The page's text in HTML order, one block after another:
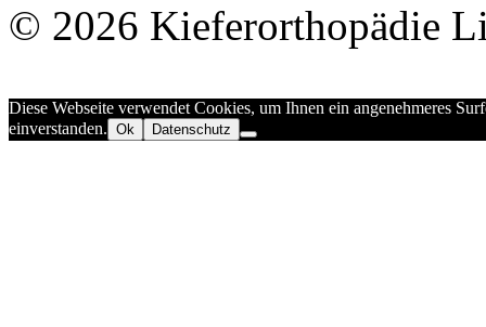
© 2026 Kieferorthopädie
Diese Webseite verwendet Cookies, um Ihnen ein angenehmeres
einverstanden. Ok Datenschutz